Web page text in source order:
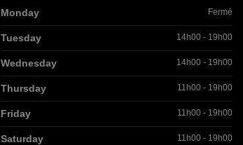
Monday Fermé
Tuesday 14h00 - 19h00
Wednesday 14h00 - 19h00
Thursday 11h00 - 19h00
Friday 11h00 - 19h00
Saturday 11h00 - 19h00